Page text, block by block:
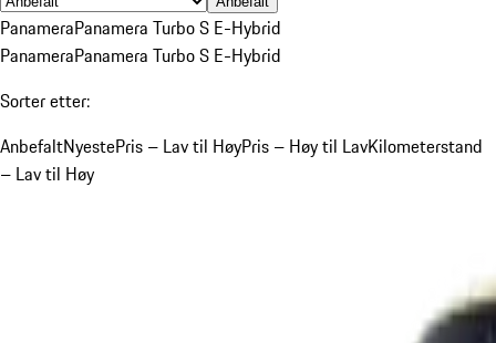
PanameraPanamera Turbo S E-Hybrid
PanameraPanamera Turbo S E-Hybrid
Sorter etter:
AnbefaltNyestePris – Lav til HøyPris – Høy til LavKilometerstand
– Lav til Høy